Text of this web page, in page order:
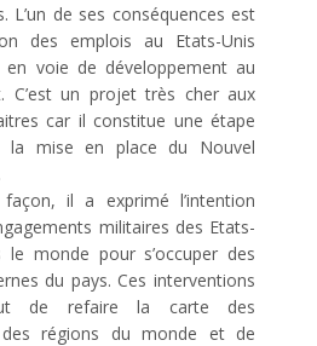
L’un de ses conséquences est
des emplois au Etats-Unis
en voie de développement au
C’est un projet très cher aux
car il constitue une étape
la mise en place du Nouvel
il a exprimé l’intention
militaires des Etats-
monde pour s’occuper des
du pays. Ces interventions
de refaire la carte des
des régions du monde et de